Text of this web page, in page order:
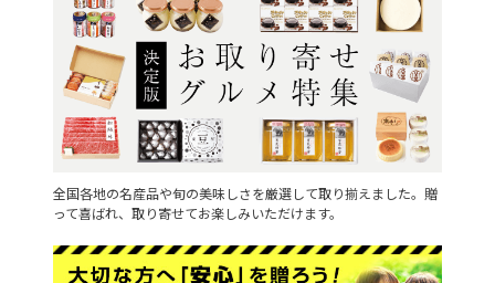
全国各地の名産品や旬の美味しさを厳選して取り揃えました。贈
って喜ばれ、取り寄せてお楽しみいただけます。